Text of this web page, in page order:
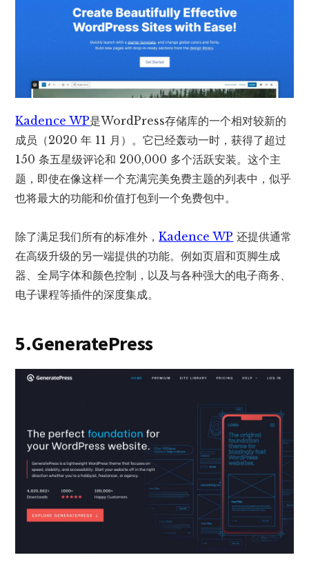
Kadence WP是WordPress存储库的一个相对较新的
成员（2020 年 11 月）。它已经轰动一时，获得了超过
150 条五星级评论和 200,000 多个活跃安装。这个主
题，即使在像这样一个充满完美免费主题的列表中，似乎
也将最大的功能和价值打包到一个免费包中。
除了满足我们所有的标准外，Kadence WP 还提供通常
在高级升级的另一端提供的功能。例如页眉和页脚生成
器、全局字体和颜色控制，以及与各种强大的电子商务、
电子课程等插件的深度集成。
5.GeneratePress